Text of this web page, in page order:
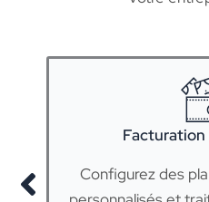
Configurez des